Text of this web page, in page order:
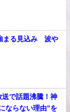
まる見込み 波や
で話題沸騰！神
ならない理由”を